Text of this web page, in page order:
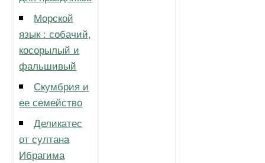
Морской
язык : собачий,
косорылый и
фальшивый
Скумбрия и
ее семейство
Деликатес
от султана
Ибрагима